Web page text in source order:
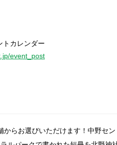
event_post
からお選びいただけます！中野セ